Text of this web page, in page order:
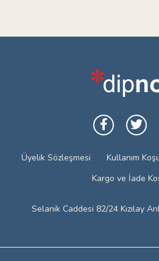
Üyelik Sözleşmesi Kullanım
Kargo ve İade
Selanik Caddesi 82/24 Kızılay